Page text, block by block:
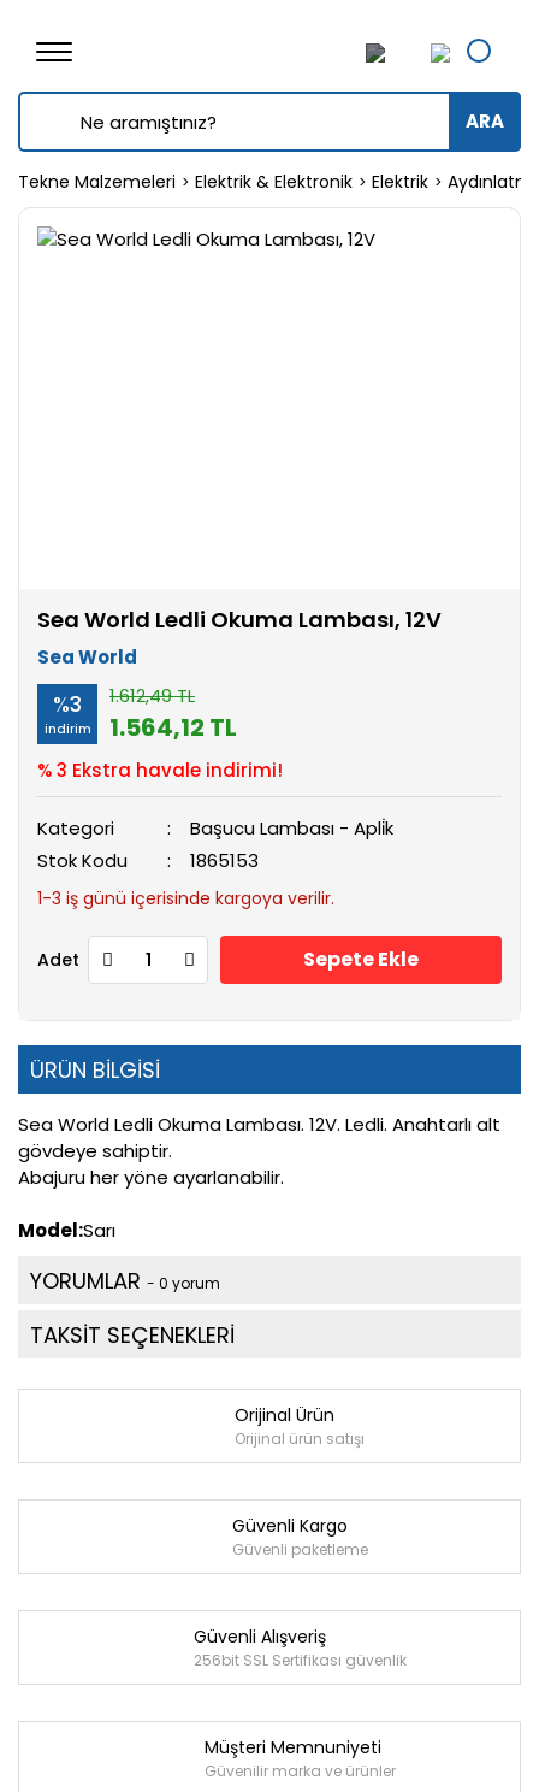
ARA
Tekne Malzemeleri Elektrik & Elektronik Elektrik
Sea World Ledli Okuma Lambası, 12V
Sea World
%3
indirim
1.612,49 TL
1.564,12 TL
% 3 Ekstra havale indirimi!
Kategori
Başucu Lambası - Apli̇k
Stok Kodu
1865153
1-3 iş günü içerisinde kargoya verilir.
Adet Sepete Ekle
ÜRÜN BİLGİSİ
Sea World Ledli Okuma Lambası. 12V. Ledli. Anahtarlı alt
gövdeye sahiptir.
Abajuru her yöne ayarlanabilir.
Model:Sarı
YORUMLAR - 0 yorum
TAKSİT SEÇENEKLERİ
Orijinal Ürün
Orijinal ürün satışı
Güvenli Kargo
Güvenli paketleme
Güvenli Alışveriş
256bit SSL Sertifikası güvenlik
Müşteri Memnuniyeti
Güvenilir marka ve ürünler